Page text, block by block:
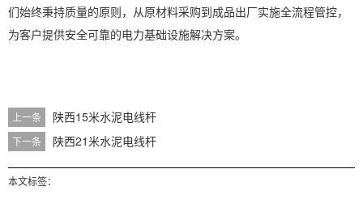
们始终秉持质量的原则，从原材料采购到成品出厂实施全流程管控，
为客户提供安全可靠的电力基础设施解决方案。
上一条 陕西15米水泥电线杆
下一条 陕西21米水泥电线杆
本文标签：